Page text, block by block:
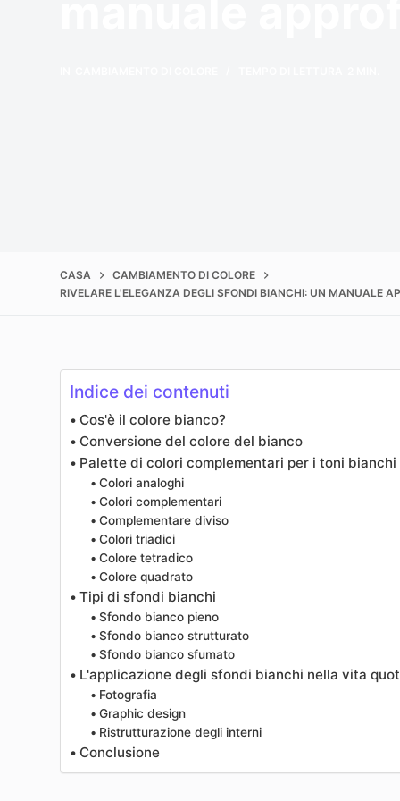
CASA
CAMBIAMENTO DI COLORE
RIVELARE L'ELEGANZA DEGLI SFONDI BIANCHI: UN MANUALE
Indice dei contenuti
Cos'è il colore bianco?
Conversione del colore del bianco
Palette di colori complementari per i toni bianchi
Colori analoghi
Colori complementari
Complementare diviso
Colori triadici
Colore tetradico
Colore quadrato
Tipi di sfondi bianchi
Sfondo bianco pieno
Sfondo bianco strutturato
Sfondo bianco sfumato
L'applicazione degli sfondi bianchi nella vita
Fotografia
Graphic design
Ristrutturazione degli interni
Conclusione